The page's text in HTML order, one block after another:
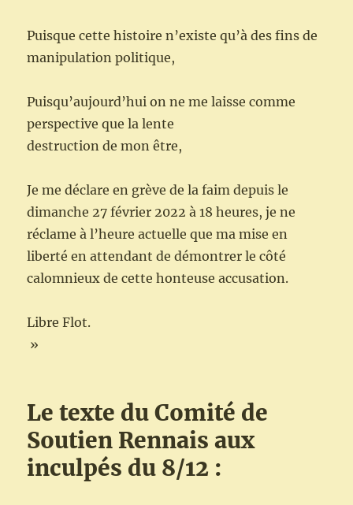
Puisque cette histoire n’existe qu’à des fins de
manipulation politique,
Puisqu’aujourd’hui on ne me laisse comme
perspective que la lente
destruction de mon être,
Je me déclare en grève de la faim depuis le
dimanche 27 février 2022 à 18 heures, je ne
réclame à l’heure actuelle que ma mise en
liberté en attendant de démontrer le côté
calomnieux de cette honteuse accusation.
Libre Flot.
»
Le texte du Comité de
Soutien Rennais aux
inculpés du 8/12 :